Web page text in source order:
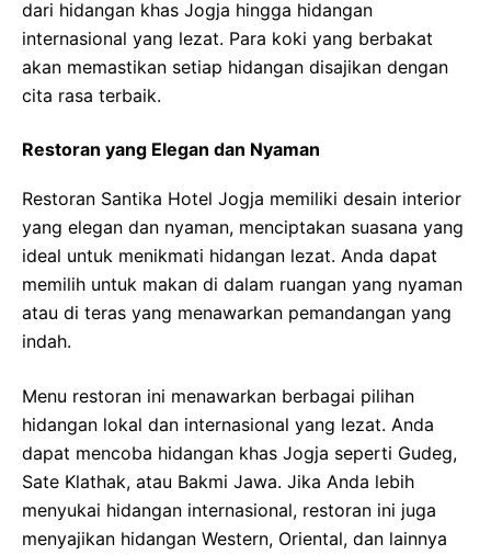
dari hidangan khas Jogja hingga hidangan
internasional yang lezat. Para koki yang berbakat
akan memastikan setiap hidangan disajikan dengan
cita rasa terbaik.
Restoran yang Elegan dan Nyaman
Restoran Santika Hotel Jogja memiliki desain interior
yang elegan dan nyaman, menciptakan suasana yang
ideal untuk menikmati hidangan lezat. Anda dapat
memilih untuk makan di dalam ruangan yang nyaman
atau di teras yang menawarkan pemandangan yang
indah.
Menu restoran ini menawarkan berbagai pilihan
hidangan lokal dan internasional yang lezat. Anda
dapat mencoba hidangan khas Jogja seperti Gudeg,
Sate Klathak, atau Bakmi Jawa. Jika Anda lebih
menyukai hidangan internasional, restoran ini juga
menyajikan hidangan Western, Oriental, dan lainnya